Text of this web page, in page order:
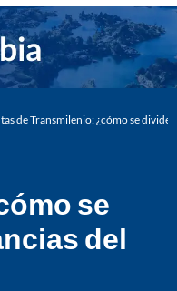
de Transmilenio: ¿cómo se
se
del